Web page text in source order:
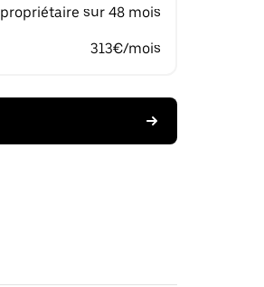
propriétaire sur 48 mois
313€/mois